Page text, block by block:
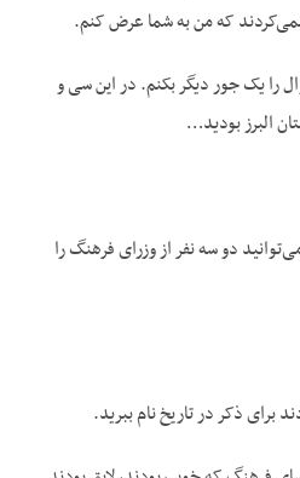
که من به شما عرض کنم.
یک جور دیگر بکنم. در این سی و
البرز بودید…
دو سه نفر از وزرای فرهنگ را
ذکر در تاریخ نام ببرید.